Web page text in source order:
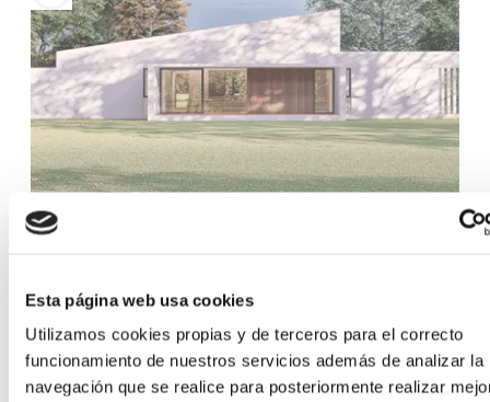
Esta página web usa cookies
Utilizamos cookies propias y de terceros para el correcto
funcionamiento de nuestros servicios además de analizar la
navegación que se realice para posteriormente realizar
Cernícalo
Superficie(desde) 166 m²
Nº habitaciones